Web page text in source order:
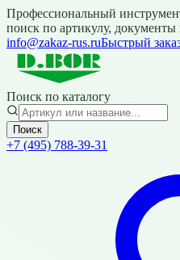
Профессиональный
поиск по артикулу,
info@zakaz-rus.ruБыстрый
Поиск по каталогу
Поиск
+7 (495) 788-39-31